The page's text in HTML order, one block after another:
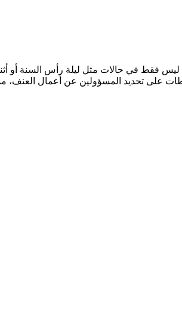
ليس فقط في حالات مثل ليلة رأس السنة أو
على تحديد المسؤولين عن أعمال العنف،